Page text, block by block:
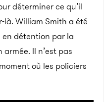
déterminer ce qu’il
là. William Smith a été
détention par la
Il n’est pas
où les policiers